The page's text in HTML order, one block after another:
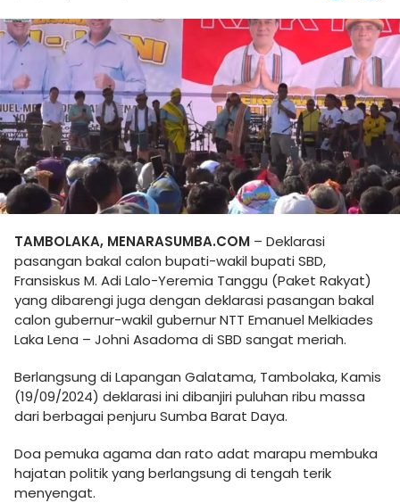
TAMBOLAKA, MENARASUMBA.COM – Deklarasi
pasangan bakal calon bupati-wakil bupati SBD,
Fransiskus M. Adi Lalo-Yeremia Tanggu (Paket Rakyat)
yang dibarengi juga dengan deklarasi pasangan bakal
calon gubernur-wakil gubernur NTT Emanuel Melkiades
Laka Lena – Johni Asadoma di SBD sangat meriah.
Berlangsung di Lapangan Galatama, Tambolaka, Kamis
(19/09/2024) deklarasi ini dibanjiri puluhan ribu massa
dari berbagai penjuru Sumba Barat Daya.
Doa pemuka agama dan rato adat marapu membuka
hajatan politik yang berlangsung di tengah terik
menyengat.